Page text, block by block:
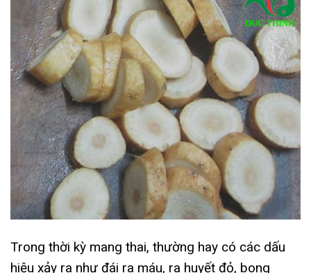
Trong thời kỳ mang thai, thường hay có các dấu
hiệu xảy ra như đái ra máu, ra huyết đỏ, bong